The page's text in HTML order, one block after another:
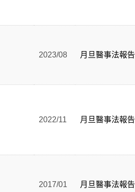
2023/08 月旦醫事法報告
2022/11 月旦醫事法報告
2017/01 月旦醫事法報告